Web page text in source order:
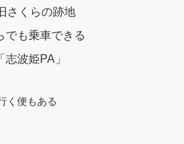
さくらの跡地
でも乗車できる
波姫PA」
く便もある